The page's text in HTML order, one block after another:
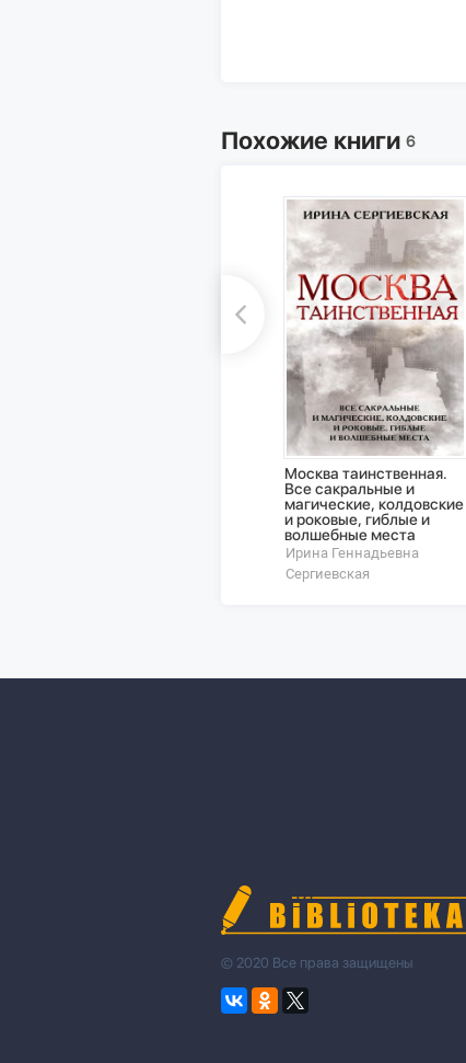
Похожие книги 6
Москва таинственная.
Все сакральные и
магические, колдовские
и роковые, гиблые и
волшебные места
Ирина Геннадьевна
Сергиевская
© 2020 Все права защищены